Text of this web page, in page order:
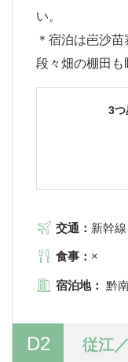
い。
＊宿泊は岜沙
段々畑の棚田も
3つ
交通： 新幹線
食事： ×
宿泊地： 黔
D2 従江